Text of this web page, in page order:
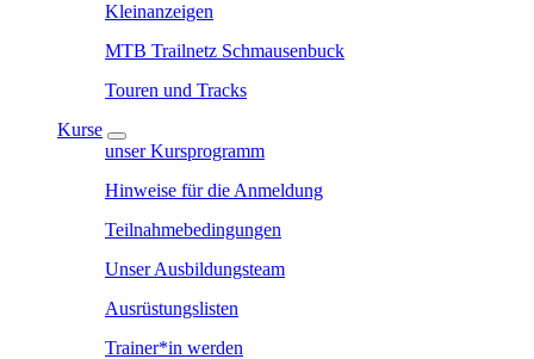
Kleinanzeigen
MTB Trailnetz Schmausenbuck
Touren und Tracks
Kurse
unser Kursprogramm
Hinweise für die Anmeldung
Teilnahmebedingungen
Unser Ausbildungsteam
Ausrüstungslisten
Trainer*in werden